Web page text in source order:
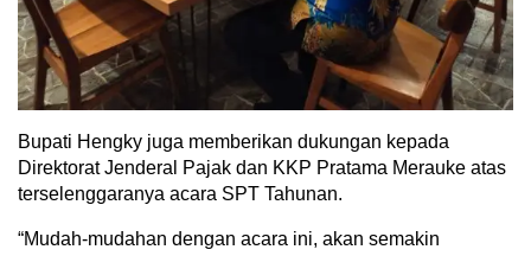
Bupati Hengky juga memberikan dukungan kepada
Direktorat Jenderal Pajak dan KKP Pratama Merauke atas
terselenggaranya acara SPT Tahunan.
“Mudah-mudahan dengan acara ini, akan semakin